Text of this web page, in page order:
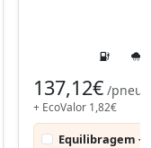
137,12€ /pneu
+ EcoValor 1,82€
Equilibragem +